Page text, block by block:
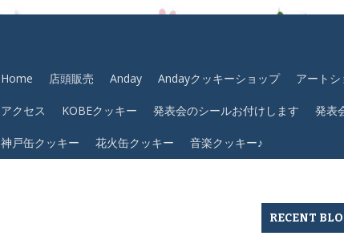
Home 店頭販売 Anday Andayクッキーショップ アート
アクセス KOBEクッキー 発表会のシールお付けします 発表
神戸缶クッキー 花火缶クッキー 音楽クッキー♪
RECENT